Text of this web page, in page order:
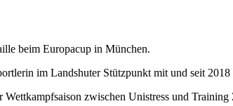
beim Europacup in München.
im Landshuter Stützpunkt mit und seit
zwischen Unistress und Training